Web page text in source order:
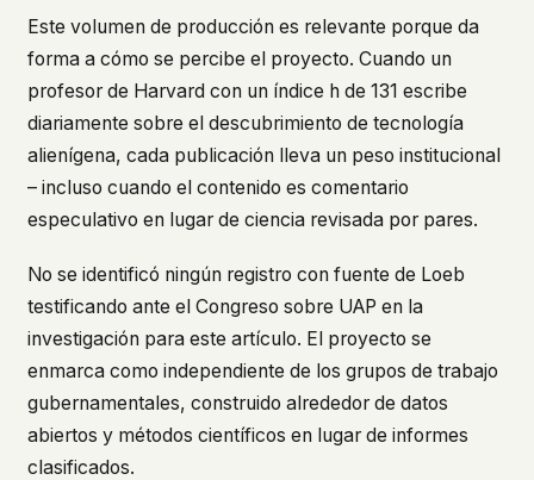
Este volumen de producción es relevante porque da
forma a cómo se percibe el proyecto. Cuando un
profesor de Harvard con un índice h de 131 escribe
diariamente sobre el descubrimiento de tecnología
alienígena, cada publicación lleva un peso institucional
– incluso cuando el contenido es comentario
especulativo en lugar de ciencia revisada por pares.
No se identificó ningún registro con fuente de Loeb
testificando ante el Congreso sobre UAP en la
investigación para este artículo. El proyecto se
enmarca como independiente de los grupos de trabajo
gubernamentales, construido alrededor de datos
abiertos y métodos científicos en lugar de informes
clasificados.